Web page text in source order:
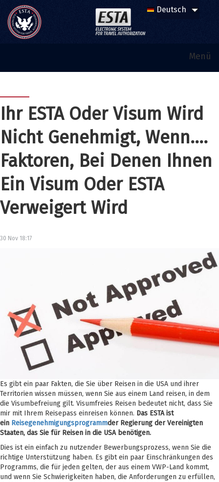
Menü
Ihr ESTA Oder Visum Wird
Nicht Genehmigt, Wenn....
Faktoren, Bei Denen Ihnen
Ein Visum Oder ESTA
Verweigert Wird
30 Nov 18:17
Es gibt ein paar Fakten, die Sie über Reisen in die USA und ihrer
Territorien wissen müssen, wenn Sie aus einem Land reisen, in dem
die Visumbefreiung gilt. Visumfreies Reisen bedeutet nicht, dass Sie
mir mit Ihrem Reisepass einreisen können. Das ESTA ist
ein Reisegenehmigungsprogrammder Regierung der Vereinigten
Staaten, das Sie für Reisen in die USA benötigen.
Dies ist ein einfach zu nutzender Bewerbungsprozess, wenn Sie die
richtige Unterstützung haben. Es gibt ein paar Einschränkungen des
Programms, die für jeden gelten, der aus einem VWP-Land kommt,
und wenn Sie Schwierigkeiten haben, die Anforderungen zu erfüllen,